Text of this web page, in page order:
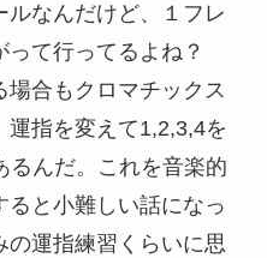
ルなんだけど、１フレ
って行ってるよね？
合もクロマチックス
指を変えて1,2,3,4を
るんだ。これを音楽的
と小難しい話になっ
の運指練習くらいに思